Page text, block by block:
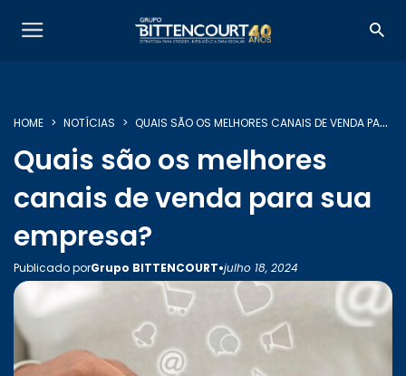
HOME NOTÍCIAS QUAIS SÃO OS MELHORES CANAIS DE VENDA PARA SUA EMPRESA?
Quais são os melhores
canais de venda para sua
empresa?
Publicado porGrupo BITTENCOURT•julho 18, 2024